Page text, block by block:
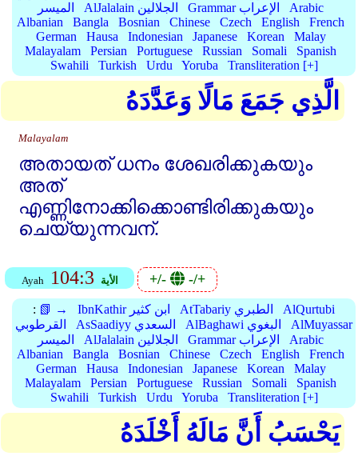
الميسر
AlJalalain الجلالين Grammar الإعراب
Arabic
Albanian
Bangla Bosnian Chinese Czech English
French
German
Hausa Indonesian Japanese Korean
Malay
Malayalam
Persian Portuguese Russian Somali
Spanish
Swahili
Turkish Urdu Yoruba Transliteration [+]
الَّذِي جَمَعَ مَالًا وَعَدَّدَهُ
Malayalam
അതായത്‌ ധനം ശേഖരിക്കുകയും
അത്‌
എണ്ണിനോക്കിക്കൊണ്ടിരിക്കുകയും
ചെയ്യുന്നവന്‌.
Ayah 104:3 الأية +/- -/+
: 📗 → IbnKathir ابن كثير AtTabariy الطبري
AlQurtubi
القرطوبي
AsSaadiyy السعدي AlBaghawi البغوي
AlMuyassar
الميسر
AlJalalain الجلالين Grammar الإعراب
Arabic
Albanian
Bangla Bosnian Chinese Czech English
French
German
Hausa Indonesian Japanese Korean
Malay
Malayalam
Persian Portuguese Russian Somali
Spanish
Swahili
Turkish Urdu Yoruba Transliteration [+]
يَحْسَبُ أَنَّ مَالَهُ أَخْلَدَهُ